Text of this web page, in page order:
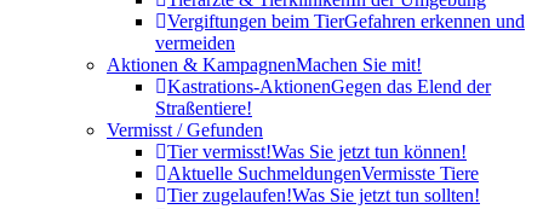
Vergiftungen beim TierGefahren erkennen und
vermeiden
Aktionen & KampagnenMachen Sie mit!
Kastrations-AktionenGegen das Elend der
Straßentiere!
Vermisst / Gefunden
Tier vermisst!Was Sie jetzt tun können!
Aktuelle SuchmeldungenVermisste Tiere
Tier zugelaufen!Was Sie jetzt tun sollten!